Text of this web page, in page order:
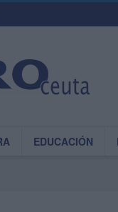
EDUCACIÓN